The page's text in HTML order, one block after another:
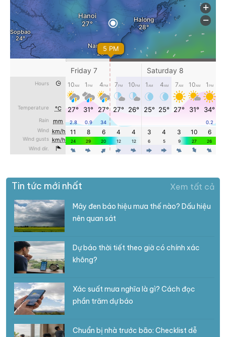
Tin tức mới nhất Xem tất cả
Mây đen báo hiệu mưa thế nào? Dấu hiệu
nên quan sát
Dự báo thời tiết theo giờ có chính xác
không?
Xác suất mưa nghĩa là gì? Cách đọc
phần trăm dự báo
Chuẩn bị nhà trước bão: Checklist dễ